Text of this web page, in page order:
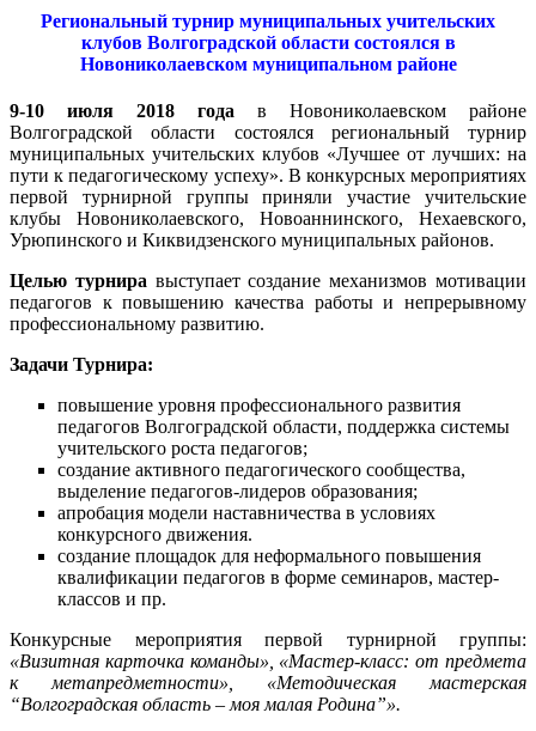
Региональный турнир муниципальных учительских
клубов Волгоградской области состоялся в
Новониколаевском муниципальном районе
9-10 июля 2018 года в Новониколаевском районе
Волгоградской области состоялся региональный турнир
муниципальных учительских клубов «Лучшее от лучших: на
пути к педагогическому успеху». В конкурсных мероприятиях
первой турнирной группы приняли участие учительские
клубы Новониколаевского, Новоаннинского, Нехаевского,
Урюпинского и Киквидзенского муниципальных районов.
Целью турнира выступает создание механизмов мотивации
педагогов к повышению качества работы и непрерывному
профессиональному развитию.
Задачи Турнира:
повышение уровня профессионального развития
педагогов Волгоградской области, поддержка системы
учительского роста педагогов;
создание активного педагогического сообщества,
выделение педагогов-лидеров образования;
апробация модели наставничества в условиях
конкурсного движения.
создание площадок для неформального повышения
квалификации педагогов в форме семинаров, мастер-
классов и пр.
Конкурсные мероприятия первой турнирной группы:
«Визитная карточка команды», «Мастер-класс: от предмета
к метапредметности», «Методическая мастерская
“Волгоградская область – моя малая Родина”».